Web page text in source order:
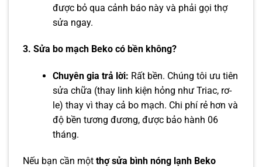
được bỏ qua cảnh báo này và phải gọi thợ
sửa ngay.
3. Sửa bo mạch Beko có bền không?
Chuyên gia trả lời: Rất bền. Chúng tôi ưu tiên
sửa chữa (thay linh kiện hỏng như Triac, rơ-
le) thay vì thay cả bo mạch. Chi phí rẻ hơn và
độ bền tương đương, được bảo hành 06
tháng.
Nếu bạn cần một thợ sửa bình nóng lạnh Beko